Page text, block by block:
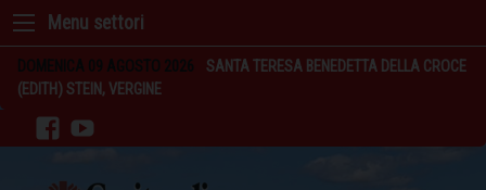
Skip
content
DOMENICA 09 AGOSTO 2026
SANTA TERESA BENEDETTA DELLA CROCE
(EDITH) STEIN, VERGINE
facebookyoutube